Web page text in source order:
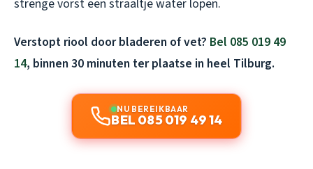
strenge vorst een straaltje water lopen.
Verstopt riool door bladeren of vet? Bel 085 019 49
14, binnen 30 minuten ter plaatse in heel Tilburg.
NU BEREIKBAAR
BEL 085 019 49 14